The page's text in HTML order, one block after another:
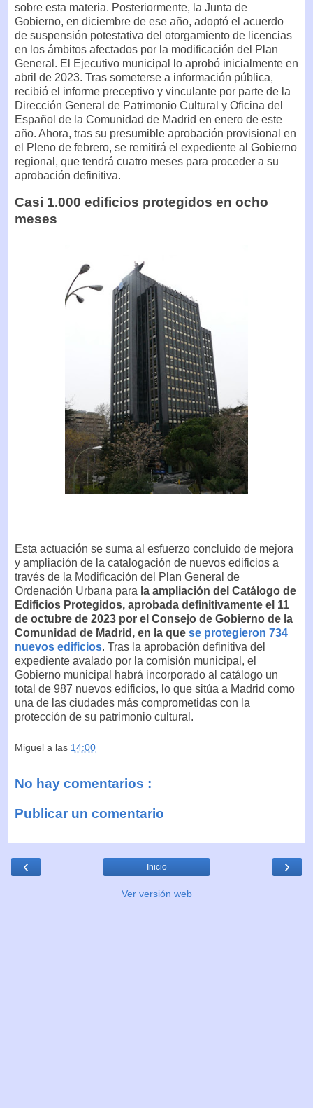
sobre esta materia. Posteriormente, la Junta de
Gobierno, en diciembre de ese año, adoptó el acuerdo
de suspensión potestativa del otorgamiento de licencias
en los ámbitos afectados por la modificación del Plan
General. El Ejecutivo municipal lo aprobó inicialmente en
abril de 2023. Tras someterse a información pública,
recibió el informe preceptivo y vinculante por parte de la
Dirección General de Patrimonio Cultural y Oficina del
Español de la Comunidad de Madrid en enero de este
año. Ahora, tras su presumible aprobación provisional en
el Pleno de febrero, se remitirá el expediente al Gobierno
regional, que tendrá cuatro meses para proceder a su
aprobación definitiva.
Casi 1.000 edificios protegidos en ocho
meses
Esta actuación se suma al esfuerzo concluido de mejora
y ampliación de la catalogación de nuevos edificios a
través de la Modificación del Plan General de
Ordenación Urbana para la ampliación del Catálogo de
Edificios Protegidos, aprobada definitivamente el 11
de octubre de 2023 por el Consejo de Gobierno de la
Comunidad de Madrid, en la que se protegieron 734
nuevos edificios. Tras la aprobación definitiva del
expediente avalado por la comisión municipal, el
Gobierno municipal habrá incorporado al catálogo un
total de 987 nuevos edificios, lo que sitúa a Madrid como
una de las ciudades más comprometidas con la
protección de su patrimonio cultural.
Miguel a las 14:00
No hay comentarios :
Publicar un comentario
‹ ›
Inicio
Ver versión web